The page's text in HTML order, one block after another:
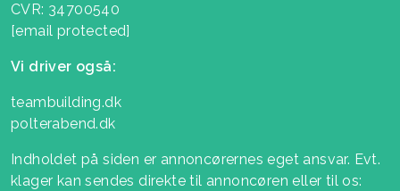
CVR: 34700540
[email protected]
Vi driver også:
teambuilding.dk
polterabend.dk
Indholdet på siden er annoncørernes eget ansvar. Evt.
klager kan sendes direkte til annoncøren eller til os: